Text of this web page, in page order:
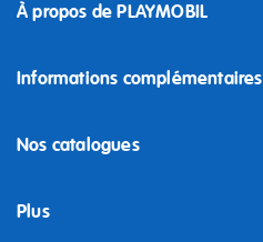
À propos de PLAYMOBIL
Informations complémentaires
Nos catalogues
Plus